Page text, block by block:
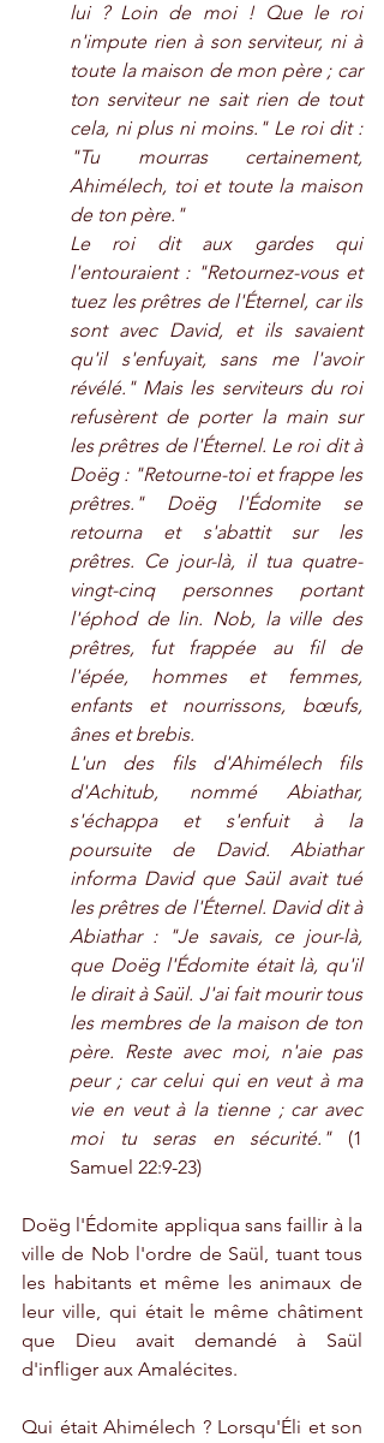
lui ? Loin de moi ! Que le roi
n'impute rien à son serviteur, ni à
toute la maison de mon père ; car
ton serviteur ne sait rien de tout
cela, ni plus ni moins." Le roi dit :
"Tu mourras certainement,
Ahimélech, toi et toute la maison
de ton père."
Le roi dit aux gardes qui
l'entouraient : "Retournez-vous et
tuez les prêtres de l'Éternel, car ils
sont avec David, et ils savaient
qu'il s'enfuyait, sans me l'avoir
révélé." Mais les serviteurs du roi
refusèrent de porter la main sur
les prêtres de l'Éternel. Le roi dit à
Doëg : "Retourne-toi et frappe les
prêtres." Doëg l'Édomite se
retourna et s'abattit sur les
prêtres. Ce jour-là, il tua quatre-
vingt-cinq personnes portant
l'éphod de lin. Nob, la ville des
prêtres, fut frappée au fil de
l'épée, hommes et femmes,
enfants et nourrissons, bœufs,
ânes et brebis.
L'un des fils d'Ahimélech fils
d'Achitub, nommé Abiathar,
s'échappa et s'enfuit à la
poursuite de David. Abiathar
informa David que Saül avait tué
les prêtres de l'Éternel. David dit à
Abiathar : "Je savais, ce jour-là,
que Doëg l'Édomite était là, qu'il
le dirait à Saül. J'ai fait mourir tous
les membres de la maison de ton
père. Reste avec moi, n'aie pas
peur ; car celui qui en veut à ma
vie en veut à la tienne ; car avec
moi tu seras en sécurité." (1
Samuel 22:9-23)
Doëg l'Édomite appliqua sans faillir à la
ville de Nob l'ordre de Saül, tuant tous
les habitants et même les animaux de
leur ville, qui était le même châtiment
que Dieu avait demandé à Saül
d'infliger aux Amalécites.
Qui était Ahimélech ? Lorsqu'Éli et son